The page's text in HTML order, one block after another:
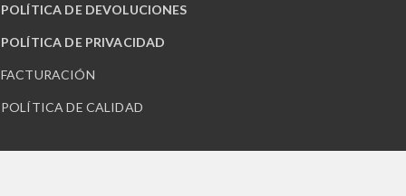
POLÍTICA DE DEVOLUCIONES
POLÍTICA DE PRIVACIDAD
FACTURACIÓN
POLÍTICA DE CALIDAD